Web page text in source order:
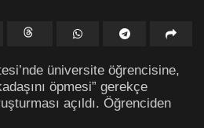
üniversite öğrencisine,
öpmesi” gerekçe
açıldı. Öğrenciden